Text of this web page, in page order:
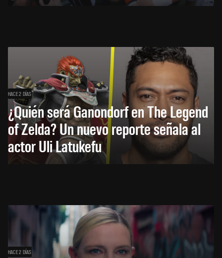
HACE 2 DÍAS
¿Quién será Ganondorf en The Legend
of Zelda? Un nuevo reporte señala al
actor Uli Latukefu
HACE 2 DÍAS